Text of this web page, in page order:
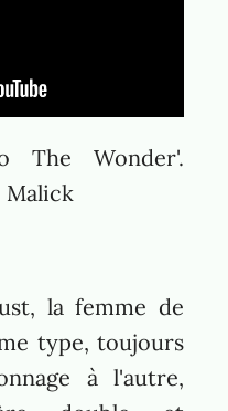
The Wonder'.
Malick
la femme de
type, toujours
à l'autre,